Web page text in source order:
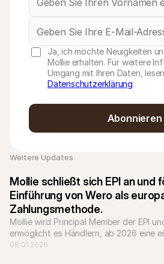
Ja, ich möchte Neuigkeiten
Mollie erhalten. Für weitere
Umgang mit Ihren Daten,
Datenschutzerklärung.
Abonnieren
Weitere Updates
Mollie schließt sich EPI an und
Einführung von Wero als
Zahlungsmethode.
Mollie wird Principal Member der EPI
ermöglicht es Händlern, ab 2026 eine
Zahlungsmethode in ganz Europa zu
08.01.2026